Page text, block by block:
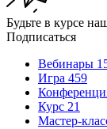
Будьте в курсе
Подписаться
Вебинары
Игра 459
Курс 21
Мастер-